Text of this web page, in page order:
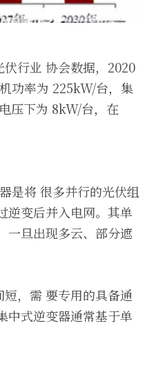
行业 协会数据，2020
功率为 225kW/台，集
压下为 8kW/台，在
是将 很多并行的光伏组
逆变后并入电网。其单
一旦出现多云、部分遮
，需 要专用的具备通
中式逆变器通常基于单